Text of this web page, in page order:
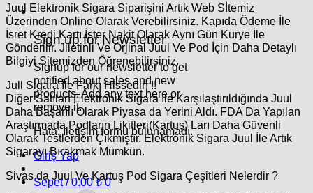
Sign up for Newsletter
Signup for our newsletter to get
notified about sales and new
products. Add any text here or
remove it.
Hata:İletişim formu bulunamadı.
Giriş Yap
Sepet /0.00₺ 0
Juul Elektronik Sigara Siparişini Artık Web Sİtemiz
Üzerinden Online Olarak Verebilirsiniz. Kapıda Ödeme İle
İsret Kredi Kartı İster Nakit Olarak Aynı Gün Kurye İle
Gönderilir. Jiletinli Ve Orjinal Juul Ve Pod İçin Daha Detaylı
Bilgiyi Sitemizden Öğrenebilirsiniz.
Jull Sigara İle Farkı Hissedin !!
Diğer Satılan Elektronik Sigara İle Karşılaştırıldığında Juul
Daha Başarılı Olarak Piyasa da Yerini Aldı. FDA Da Yapılan
Araştırmada Podların Likitleri(Kartuş) Ları Daha Güvenli
Olarak Testlerden Çıkmıştır. Elektronik Sigara Juul İle Artık
Sigarayı Bırakmak Mümkün.
Sivas da Juul Ve Kartuş Pod Sigara Çeşitleri Nelerdir ?